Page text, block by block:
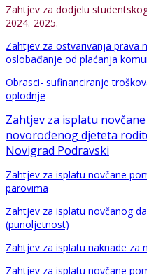
Zahtjev za dodjelu
2024.-2025.
Zahtjev za ostvarivanja prava
oslobađanje od plaćanja
Obrasci- sufinanciranje
oplodnje
Zahtjev za isplatu
novorođenog djeteta
Novigrad Podravski
Zahtjev za isplatu novčane
parovima
Zahtjev za isplatu novčanog
(punoljetnost)
Zahtjev za isplatu naknade za
Zahtjev za isplatu novčane